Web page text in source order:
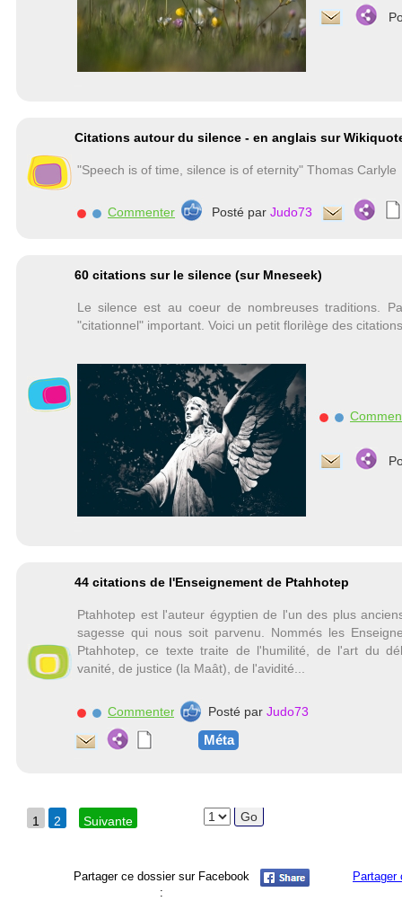
Citations autour du silence - en anglais sur
"Speech is of time, silence is of eternity" Thomas Carlyle
Commenter Posté par Judo73
60 citations sur le silence (sur Mneseek)
Le silence est au coeur de nombreuses traditions.
"citationnel" important. Voici un petit florilège des
44 citations de l'Enseignement de Ptahhotep
Ptahhotep est l'auteur égyptien de l'un des plus
sagesse qui nous soit parvenu. Nommés les
Ptahhotep, ce texte traite de l'humilité, de l'art du
vanité, de justice (la Maât), de l'avidité...
Commenter Posté par Judo73
Méta
1 2 Suivante
Partager ce dossier sur Facebook
:
Partager